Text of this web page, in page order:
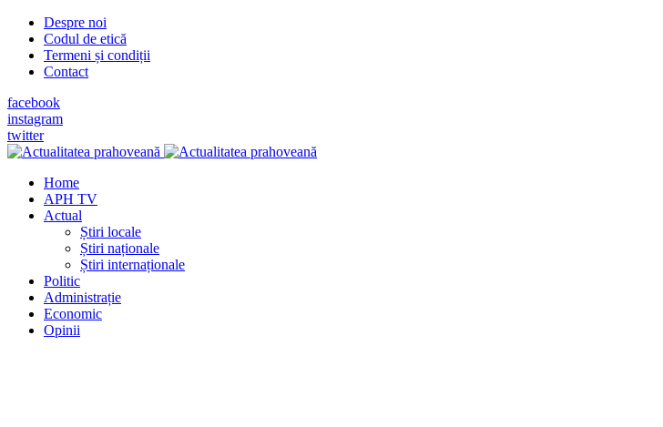
Despre noi
Codul de etică
Termeni și condiții
Contact
facebook
instagram
twitter
Home
APH TV
Actual
Știri locale
Știri naționale
Știri internaționale
Politic
Administrație
Economic
Opinii